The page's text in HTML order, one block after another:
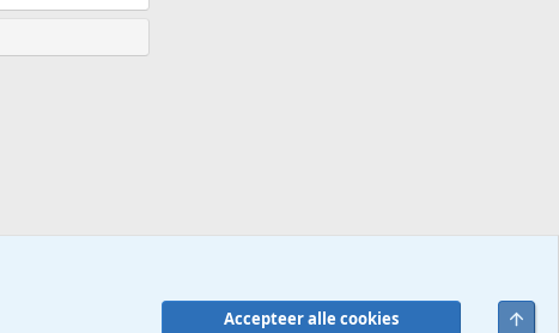
Accepteer alle cookies